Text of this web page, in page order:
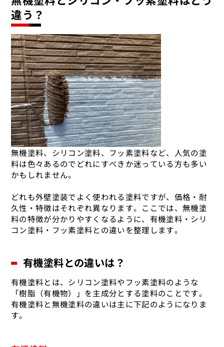
違う？
無機塗料、シリコン塗料、フッ素塗料など、人気の塗
料は色々あるのでどれにすべきか迷っている方も多い
かもしれません。
どれも外壁塗装でよく使われる塗料ですが、価格・耐
久性・特徴はそれぞれ異なります。ここでは、無機塗
料の特徴が分かりやすくなるように、有機塗料・シリ
コン塗料・フッ素塗料との違いを整理します。
有機塗料との違いは？
有機塗料とは、シリコン塗料やフッ素塗料のような
「樹脂（有機物）」を主成分とする塗料のことです。
有機塗料と無機塗料の違いは主に下記のようになりま
す。